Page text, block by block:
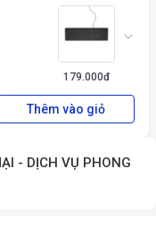
179.000đ
Thêm vào giỏ
- DỊCH VỤ PHONG